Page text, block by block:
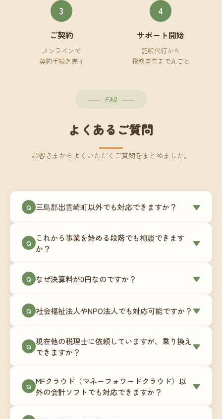
3
ご契約
オンラインで
契約手続き完了
4
サポート開始
記帳代行から
税務申告まで丸ごと
FAQ
よくあるご質問
お客さまからよくいただくご質問をまとめました。
Q 三島郡出雲崎町以外でも対応できますか？ ▼
す。Zoomやチャットツールを使ったオンラインで
のやり取りが中心ですので、地域を問わずサポー
地域の事業者さまにご利用いただいています。
Q
これから事業を始める段階でも相談できます
か？
▼
180,000円〜）をご用意しています。事業計画の段
談にも対応しています。
Q なぜ決算料が0円なのですか？ ▼
次で進めています。そのため、決算時に追加の作
リプション型の料金体系を実現しています。年間
コストが事前にわかるので、資金繰りの見通しも
Q 社会福祉法人やNPO法人でも対応可能ですか？▼
は営利法人とは会計基準や監査要件が異なるた
め、別途お見積りとなります。まずはお気軽にご
Q 現在他の税理士に依頼していますが、乗り換え
できますか？
▼
ます。前任の税理士事務所との連携や、過去の帳
簿データの移行もお手伝いします。決算期のタイ
Q MFクラウド（マネーフォワードクラウド）以
外の会計ソフトでも対応できますか？
▼